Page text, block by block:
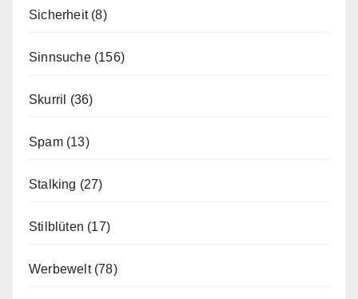
Sicherheit(8)
Sinnsuche(156)
Skurril (36)
Spam(13)
Stalking (27)
Stilblüten (17)
Werbewelt(78)